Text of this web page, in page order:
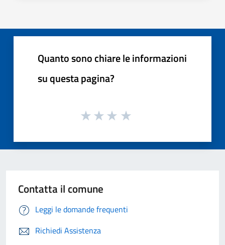
Quanto sono chiare le informazioni
su questa pagina?
Contatta il comune
Leggi le domande frequenti
Richiedi Assistenza